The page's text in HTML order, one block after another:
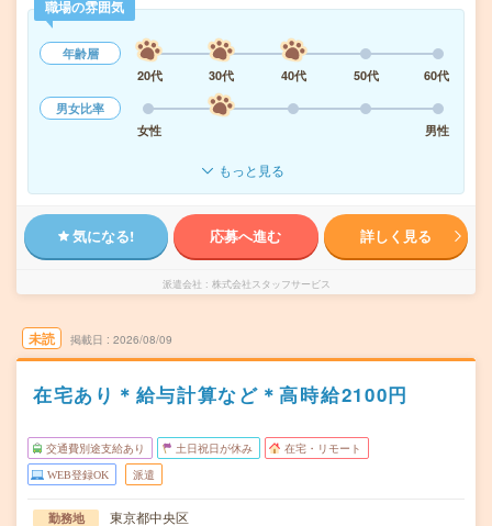
職場の雰囲気
年齢層
20代
30代 40代 50代
60代
男女比率
女性
男性
もっと見る
気になる! 応募へ進む 詳しく見る
派遣会社 株式会社スタッフサービス
未読 掲載日 2026/08/09
在宅あり＊給与計算など＊高時給2100円
交通費別途支給あり 土日祝日が休み 在宅・リモート
WEB登録OK 派遣
勤務地
東京都中央区